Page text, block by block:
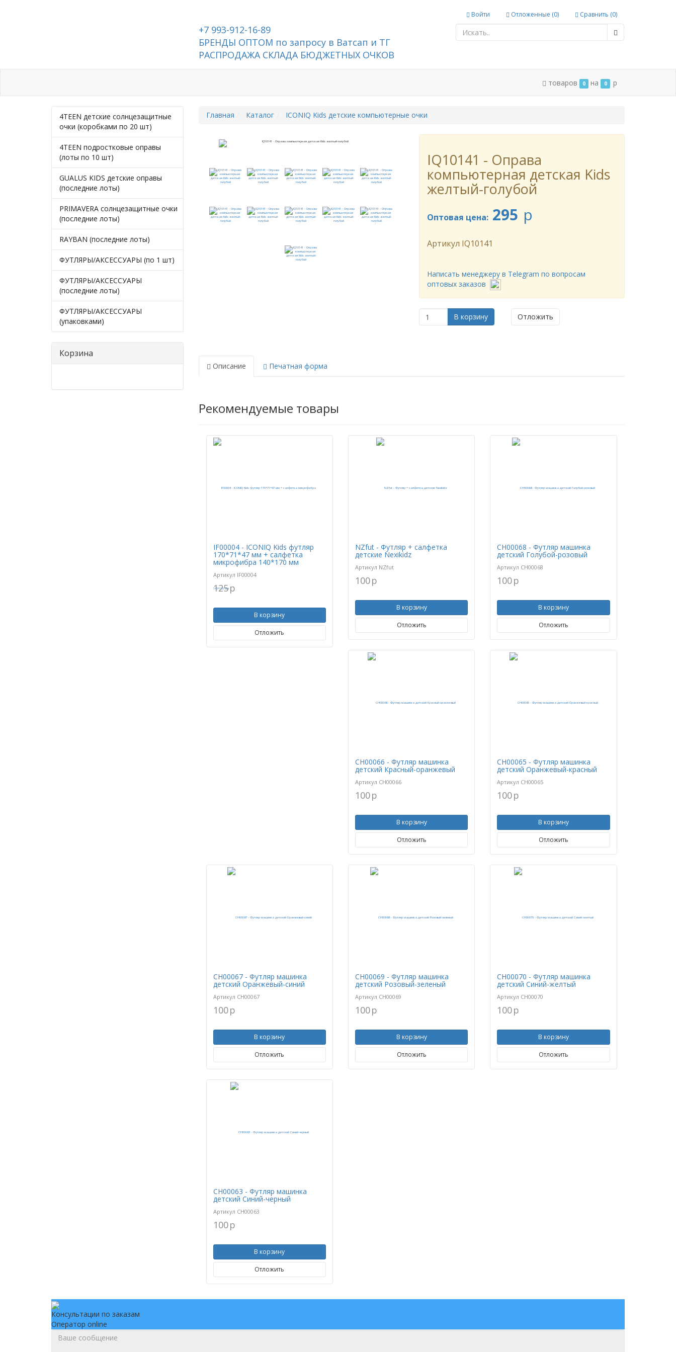
Войти Отложенные (0) Сравнить (0)
+7 993-912-16-89
БРЕНДЫ ОПТОМ по запросу в Ватсап и ТГ
РАСПРОДАЖА СКЛАДА БЮДЖЕТНЫХ ОЧКОВ
товаров 0 на 0 p
4TEEN детские солнцезащитные
очки (коробками по 20 шт)
4TEEN подростковые оправы
(лоты по 10 шт)
GUALUS KIDS детские оправы
(последние лоты)
PRIMAVERA солнцезащитные очки
(последние лоты)
RAYBAN (последние лоты)
ФУТЛЯРЫ/АКСЕССУАРЫ (по 1 шт)
ФУТЛЯРЫ/АКСЕССУАРЫ
(последние лоты)
ФУТЛЯРЫ/АКСЕССУАРЫ
(упаковками)
Корзина
Главная Каталог ICONIQ Kids детские компьютерные очки
IQ10141 - Оправа
компьютерная детская Kids
желтый-голубой
Оптовая цена: 295 p
Артикул IQ10141
Написать менеджеру в Telegram по вопросам
оптовых заказов
В корзину Отложить
Описание Печатная форма
Рекомендуемые товары
IF00004 - ICONIQ Kids футляр
170*71*47 мм + салфетка
микрофибра 140*170 мм
Артикул IF00004
125p
В корзину
Отложить
NZfut - Футляр + салфетка
детские Nexikidz
Артикул NZfut
100p
В корзину
Отложить
CH00068 - Футляр машинка
детский Голубой-розовый
Артикул CH00068
100p
В корзину
Отложить
CH00066 - Футляр машинка
детский Красный-оранжевый
Артикул CH00066
100p
В корзину
Отложить
CH00065 - Футляр машинка
детский Оранжевый-красный
Артикул CH00065
100p
В корзину
Отложить
CH00067 - Футляр машинка
детский Оранжевый-синий
Артикул CH00067
100p
В корзину
Отложить
CH00069 - Футляр машинка
детский Розовый-зеленый
Артикул CH00069
100p
В корзину
Отложить
CH00070 - Футляр машинка
детский Синий-желтый
Артикул CH00070
100p
В корзину
Отложить
CH00063 - Футляр машинка
детский Синий-черный
Артикул CH00063
100p
В корзину
Отложить
Консультации по заказам
Оператор online